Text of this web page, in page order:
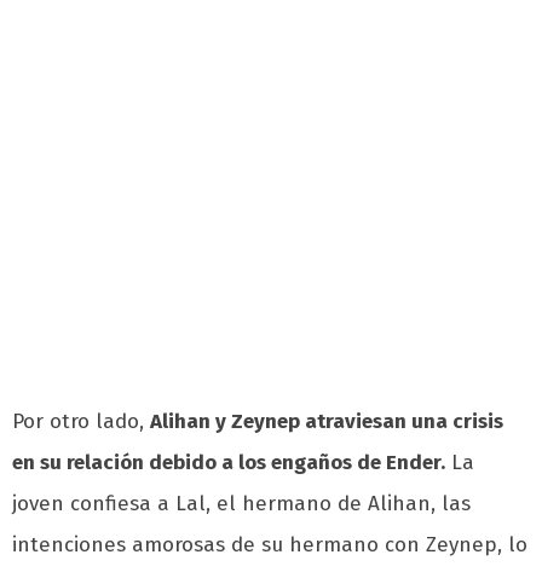
Por otro lado, Alihan y Zeynep atraviesan una crisis
en su relación debido a los engaños de Ender. La
joven confiesa a Lal, el hermano de Alihan, las
intenciones amorosas de su hermano con Zeynep, lo